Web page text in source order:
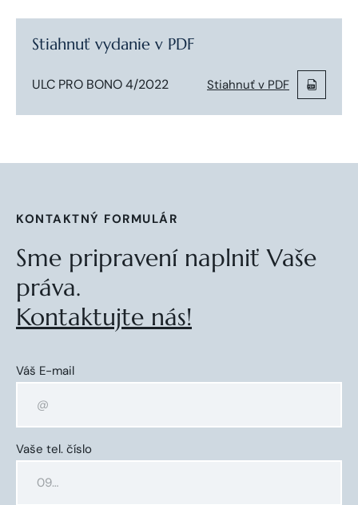
Stiahnuť vydanie v PDF
ULC PRO BONO 4/2022 Stiahnuť v PDF
KONTAKTNÝ FORMULÁR
Sme pripravení naplniť Vaše
práva.
Kontaktujte nás!
Váš E-mail
Vaše tel. číslo